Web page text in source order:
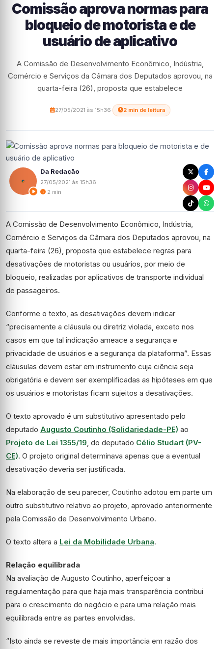
Comissão aprova normas para
bloqueio de motorista e de
usuário de aplicativo
A Comissão de Desenvolvimento Econômico, Indústria,
Comércio e Serviços da Câmara dos Deputados aprovou, na
quarta-feira (26), proposta que estabelece
27/05/2021 às 15h36 2 min de leitura
Da Redação
27/05/2021 às 15h36
2 min
A Comissão de Desenvolvimento Econômico, Indústria,
Comércio e Serviços da Câmara dos Deputados aprovou, na
quarta-feira (26), proposta que estabelece regras para
desativações de motoristas ou usuários, por meio de
bloqueio, realizadas por aplicativos de transporte individual
de passageiros.
Conforme o texto, as desativações devem indicar
“precisamente a cláusula ou diretriz violada, exceto nos
casos em que tal indicação ameace a segurança e
privacidade de usuários e a segurança da plataforma”. Essas
cláusulas devem estar em instrumento cuja ciência seja
obrigatória e devem ser exemplificadas as hipóteses em que
os usuários e motoristas ficam sujeitos a desativações.
O texto aprovado é um substitutivo apresentado pelo
deputado Augusto Coutinho (Solidariedade-PE) ao
Projeto de Lei 1355/19, do deputado Célio Studart (PV-
CE). O projeto original determinava apenas que a eventual
desativação deveria ser justificada.
Na elaboração de seu parecer, Coutinho adotou em parte um
outro substitutivo relativo ao projeto, aprovado anteriormente
pela Comissão de Desenvolvimento Urbano.
O texto altera a Lei da Mobilidade Urbana.
Relação equilibrada
Na avaliação de Augusto Coutinho, aperfeiçoar a
regulamentação para que haja mais transparência contribui
para o crescimento do negócio e para uma relação mais
equilibrada entre as partes envolvidas.
“Isto ainda se reveste de mais importância em razão dos